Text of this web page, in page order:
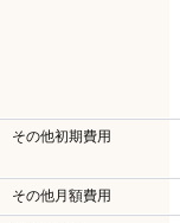
その他初期費用
その他月額費用